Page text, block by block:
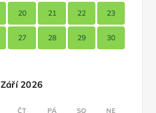
20 21 22 23
27 28 29 30
Září 2026
ČT PÁ SO NE